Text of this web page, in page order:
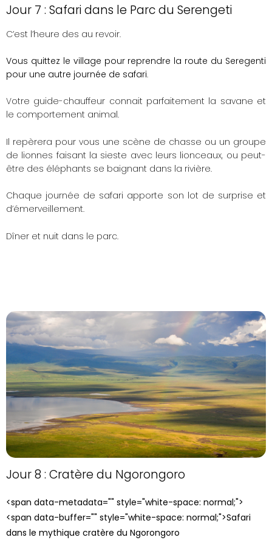
Jour 7 : Safari dans le Parc du Serengeti
C’est l’heure des au revoir.
Vous quittez le village pour reprendre la route du Seregenti
pour une autre journée de safari.
Votre guide-chauffeur connait parfaitement la savane et
le comportement animal.
Il repèrera pour vous une scène de chasse ou un groupe
de lionnes faisant la sieste avec leurs lionceaux, ou peut-
être des éléphants se baignant dans la rivière.
Chaque journée de safari apporte son lot de surprise et
d’émerveillement.
Dîner et nuit dans le parc.
Jour 8 : Cratère du Ngorongoro
<span data-metadata="" style="white-space: normal;">
<span data-buffer="" style="white-space: normal;">Safari
dans le mythique cratère du Ngorongoro